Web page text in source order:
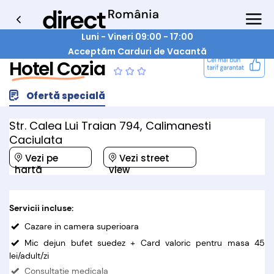
Luni - Vineri 09:00 - 17:00
Acceptăm Carduri de Vacantă
Hotel Cozia
Ofertă specială
Str. Calea Lui Traian 794, Calimanesti
Caciulata
Vezi pe
hartă
Vezi street
view
Servicii incluse:
Cazare in camera superioara
Mic dejun bufet suedez + Card valoric pentru masa 45
lei/adult/zi
Consultatie medicala